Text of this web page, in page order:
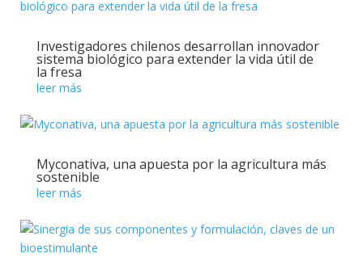
Investigadores chilenos desarrollan innovador
sistema biológico para extender la vida útil de
la fresa
leer más
Myconativa, una apuesta por la agricultura más
sostenible
leer más